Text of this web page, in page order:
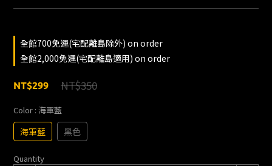
全館700免運(宅配離島除外) on order
全館2,000免運(宅配離島適用) on order
NT$299 NT$350
Color : 海軍藍
海軍藍 黑色
Quantity